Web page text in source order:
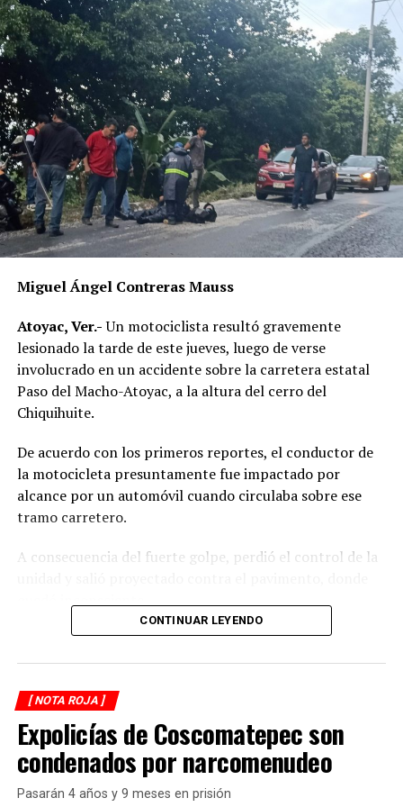
Miguel Ángel Contreras Mauss
Atoyac, Ver.-Un motociclista resultó gravemente
lesionado la tarde de este jueves, luego de verse
involucrado en un accidente sobre la carretera estatal
Paso del Macho-Atoyac, a la altura del cerro del
Chiquihuite.
De acuerdo con los primeros reportes, el conductor de
la motocicleta presuntamente fue impactado por
alcance por un automóvil cuando circulaba sobre ese
tramo carretero.
A consecuencia del fuerte golpe, perdió el control de la
Testigos del accidente solicitaron de inmediato el apoyo
de los cuerpos de emergencia al percatarse de que el
asfáltica, mientras otros automovilistas redujeron la
velocidad para evitar otro percance.
Al sitio arribaron paramédicos de Protección Civil de
Atoyac, quienes brindaron los primeros auxilios al
CONTINUAR LEYENDO
[ NOTA ROJA ]
Expolicías de Coscomatepec son
condenados por narcomenudeo
Pasarán 4 años y 9 meses en prisión